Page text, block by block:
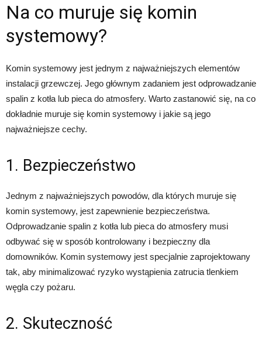
Na co muruje się komin
systemowy?
Komin systemowy jest jednym z najważniejszych elementów
instalacji grzewczej. Jego głównym zadaniem jest odprowadzanie
spalin z kotła lub pieca do atmosfery. Warto zastanowić się, na co
dokładnie muruje się komin systemowy i jakie są jego
najważniejsze cechy.
1. Bezpieczeństwo
Jednym z najważniejszych powodów, dla których muruje się
komin systemowy, jest zapewnienie bezpieczeństwa.
Odprowadzanie spalin z kotła lub pieca do atmosfery musi
odbywać się w sposób kontrolowany i bezpieczny dla
domowników. Komin systemowy jest specjalnie zaprojektowany
tak, aby minimalizować ryzyko wystąpienia zatrucia tlenkiem
węgla czy pożaru.
2. Skuteczność